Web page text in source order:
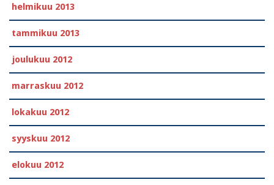
helmikuu 2013
tammikuu 2013
joulukuu 2012
marraskuu 2012
lokakuu 2012
syyskuu 2012
elokuu 2012